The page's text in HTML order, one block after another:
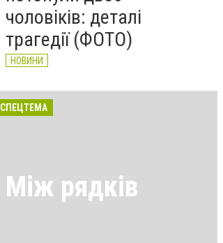
чоловіків: деталі
трагедії (ФОТО)
НОВИНИ
СПЕЦТЕМА
Між рядків